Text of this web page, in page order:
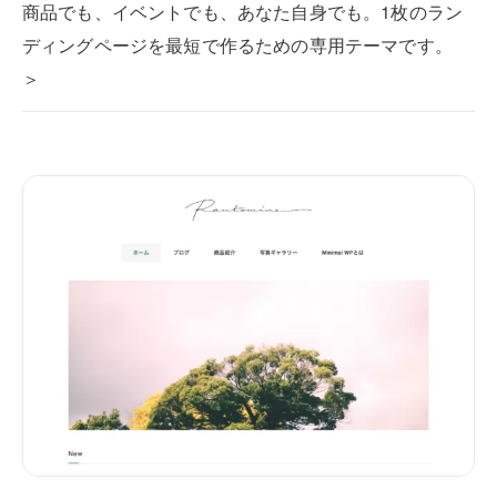
商品でも、イベントでも、あなた自身でも。1枚のラン
ディングページを最短で作るための専用テーマです。
＞